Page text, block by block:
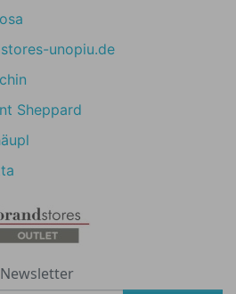
Newsletter